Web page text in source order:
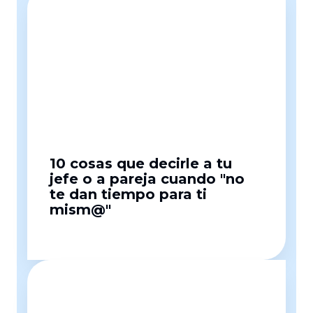
10 cosas que decirle a tu
jefe o a pareja cuando "no
te dan tiempo para ti
mism@"